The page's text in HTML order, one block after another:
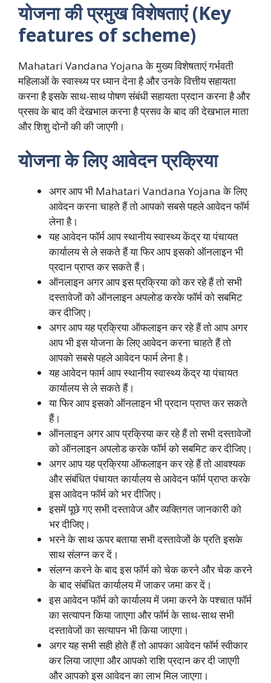
योजना की प्रमुख विशेषताएं (Key
features of scheme)
Mahatari Vandana Yojana के मुख्य विशेषताएं गर्भवती
महिलाओं के स्वास्थ्य पर ध्यान देना है और उनके वित्तीय सहायता
करना है इसके साथ-साथ पोषण संबंधी सहायता प्रदान करना है और
प्रसव के बाद की देखभाल करना है प्रसव के बाद की देखभाल माता
और शिशु दोनों की की जाएगी।
योजना के लिए आवेदन प्रक्रिया
अगर आप भी Mahatari Vandana Yojana के लिए
आवेदन करना चाहते हैं तो आपको सबसे पहले आवेदन फॉर्म
लेना है।
यह आवेदन फॉर्म आप स्थानीय स्वास्थ्य केंद्र या पंचायत
कार्यालय से ले सकते हैं या फिर आप इसको ऑनलाइन भी
प्रदान प्राप्त कर सकते हैं।
ऑनलाइन अगर आप इस प्रक्रिया को कर रहे हैं तो सभी
दस्तावेजों को ऑनलाइन अपलोड करके फॉर्म को सबमिट
कर दीजिए।
अगर आप यह प्रक्रिया ऑफलाइन कर रहे हैं तो आप अगर
आप भी इस योजना के लिए आवेदन करना चाहते हैं तो
आपको सबसे पहले आवेदन फार्म लेना है।
यह आवेदन फार्म आप स्थानीय स्वास्थ्य केंद्र या पंचायत
कार्यालय से ले सकते हैं।
या फिर आप इसको ऑनलाइन भी प्रदान प्राप्त कर सकते
हैं।
ऑनलाइन अगर आप प्रक्रिया कर रहे हैं तो सभी दस्तावेजों
को ऑनलाइन अपलोड करके फॉर्म को सबमिट कर दीजिए।
अगर आप यह प्रक्रिया ऑफलाइन कर रहे हैं तो आवश्यक
और संबंधित पंचायत कार्यालय से आवेदन फॉर्म प्राप्त करके
इस आवेदन फॉर्म को भर दीजिए।
इसमें पूछे गए सभी दस्तावेज और व्यक्तिगत जानकारी को
भर दीजिए।
भरने के साथ ऊपर बताया सभी दस्तावेजों के प्रति इसके
साथ संलग्न कर दें।
संलग्न करने के बाद इस फॉर्म को चेक करने और चेक करने
के बाद संबंधित कार्यालय में जाकर जमा कर दें।
इस आवेदन फॉर्म को कार्यालय में जमा करने के पश्चात फॉर्म
का सत्यापन किया जाएगा और फॉर्म के साथ-साथ सभी
दस्तावेजों का सत्यापन भी किया जाएगा।
अगर यह सभी सही होते हैं तो आपका आवेदन फॉर्म स्वीकार
कर लिया जाएगा और आपको राशि प्रदान कर दी जाएगी
और आपको इस आवेदन का लाभ मिल जाएगा।